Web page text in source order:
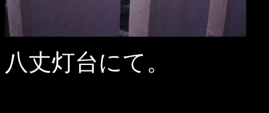
八丈灯台にて。